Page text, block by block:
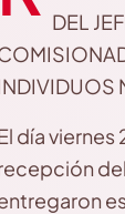
DEL
día